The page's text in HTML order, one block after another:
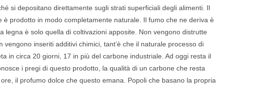
si depositano direttamente sugli strati superficiali degli alimenti. Il
è prodotto in modo completamente naturale. Il fumo che ne deriva è
legna è solo quella di coltivazioni apposite. Non vengono distrutte
vengono inseriti additivi chimici, tant’è che il naturale processo di
in circa 20 giorni, 17 in più del carbone industriale. Ad oggi resta il
i pregi di questo prodotto, la qualità di un carbone che resta
il profumo dolce che questo emana. Popoli che basano la propria